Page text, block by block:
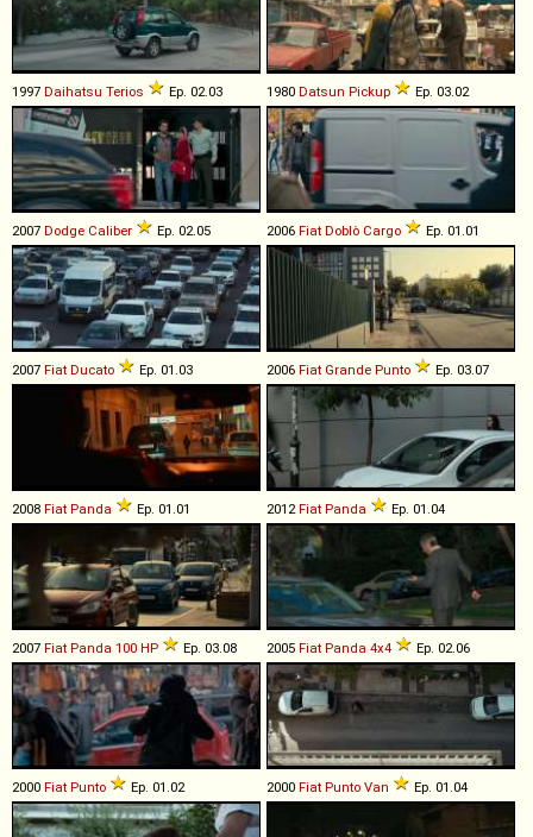
1997 Daihatsu Terios Ep. 02.03 1980 Datsun Pickup Ep. 03.02
2007 Dodge Caliber Ep. 02.05 2006 Fiat Doblò Cargo Ep. 01.01
2007 Fiat Ducato Ep. 01.03 2006 Fiat Grande Punto Ep. 03.07
2008 Fiat Panda Ep. 01.01 2012 Fiat Panda Ep. 01.04
2007 Fiat Panda 100 HP Ep. 03.08 2005 Fiat Panda 4x4 Ep. 02.06
2000 Fiat Punto Ep. 01.02 2000 Fiat Punto Van Ep. 01.04